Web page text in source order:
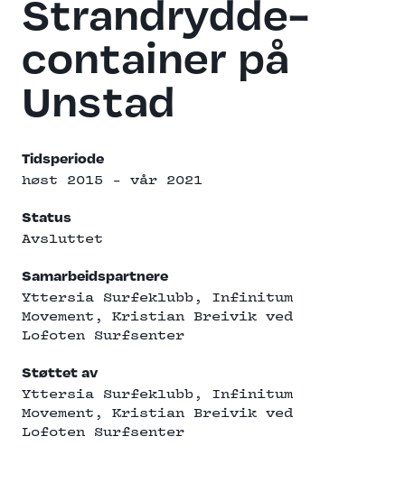
Strandrydde­
container på
Unstad
Tidsperiode
høst 2015 - vår 2021
Status
Avsluttet
Samarbeidspartnere
Yttersia Surfeklubb, Infinitum
Movement , Kristian Breivik ved
Lofoten Surfsenter
Støttet av
Yttersia Surfeklubb, Infinitum
Movement , Kristian Breivik ved
Lofoten Surfsenter